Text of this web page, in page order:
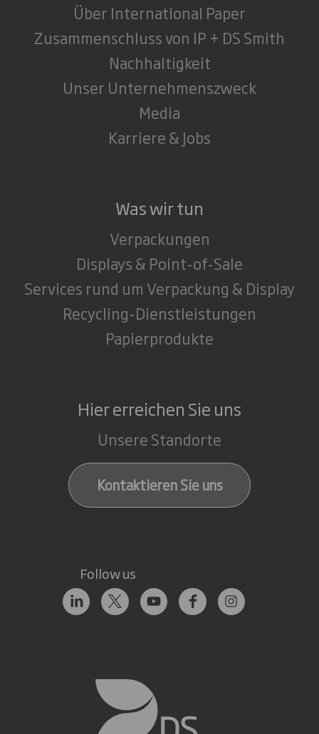
Über International Paper
Zusammenschluss von IP + DS Smith
Nachhaltigkeit
Unser Unternehmenszweck
Media
Karriere & Jobs
Was wir tun
Verpackungen
Displays & Point-of-Sale
Services rund um Verpackung & Display
Recycling-Dienstleistungen
Papierprodukte
Hier erreichen Sie uns
Unsere Standorte
Kontaktieren Sie uns
Follow us